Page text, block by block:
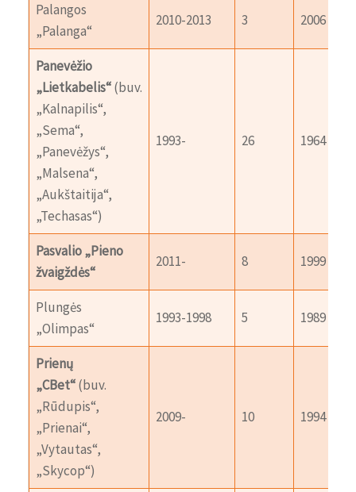
Palangos
„Palanga“
2010-2013 3 2006
Panevėžio
„Lietkabelis“(buv.
„Kalnapilis“,
„Sema“,
„Panevėžys“,
„Malsena“,
„Aukštaitija“,
„Techasas“)
1993- 26 1964
Pasvalio „Pieno
žvaigždės“
2011- 8 1999
Plungės
„Olimpas“
1993-1998 5 1989
Prienų
„CBet“(buv.
„Rūdupis“,
„Prienai“,
„Vytautas“,
„Skycop“)
2009- 10 1994